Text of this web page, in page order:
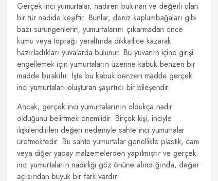
Gerçek inci yumurtalar, nadiren bulunan ve değerli olan
bir tür nadide keşiftir. Bunlar, deniz kaplumbağaları gibi
bazı sürüngenlerin, yumurtalarını çıkarmadan önce
kumu veya toprağı yeraltında dikkatlice kazarak
hazırladıkları yuvalarda bulunur. Bu yuvanın içine girişi
engellemek için yumurtaların üzerine kabuk benzeri bir
madde bırakılır. İşte bu kabuk benzeri madde gerçek
inci yumurtaları oluşturan şaşırtıcı bir bileşendir.
Ancak, gerçek inci yumurtalarının oldukça nadir
olduğunu belirtmek önemlidir. Birçok kişi, inciyle
ilişkilendirilen değeri nedeniyle sahte inci yumurtalar
üretmektedir. Bu sahte yumurtalar genellikle plastik, cam
veya diğer yapay malzemelerden yapılmıştır ve gerçek
inci yumurtaların nadirliği göz önüne alındığında, değer
açısından büyük bir fark vardır.